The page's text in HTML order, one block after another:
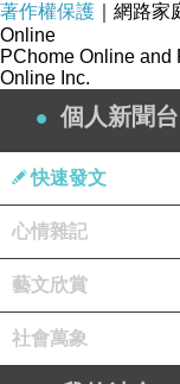
著作權保護 ｜網路
Online
PChome Online and
Online Inc.
個人新聞台
快速發文
心情雜記
藝文欣賞
社會萬象